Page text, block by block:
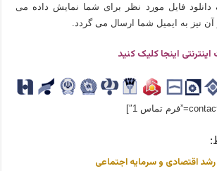
دانلود فایل مورد نظر برای شما نمایش داده می
نیز به ایمیل شما ارسال می گردد.
اینجا کلیک کنید
رشد اقتصادی و سرمایه اجتماعی